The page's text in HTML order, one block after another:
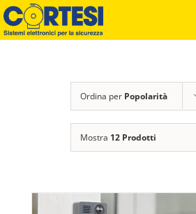
Salta
al
contenuto
Ordina per Popolarità
Mostra 12 Prodotti